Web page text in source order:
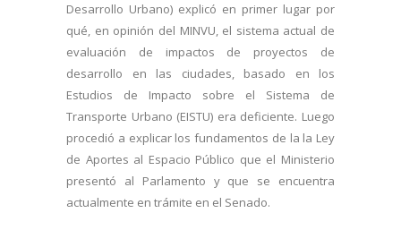
Desarrollo Urbano) explicó en primer lugar por
qué, en opinión del MINVU, el sistema actual de
evaluación de impactos de proyectos de
desarrollo en las ciudades, basado en los
Estudios de Impacto sobre el Sistema de
Transporte Urbano (EISTU) era deficiente. Luego
procedió a explicar los fundamentos de la la Ley
de Aportes al Espacio Público que el Ministerio
presentó al Parlamento y que se encuentra
actualmente en trámite en el Senado.